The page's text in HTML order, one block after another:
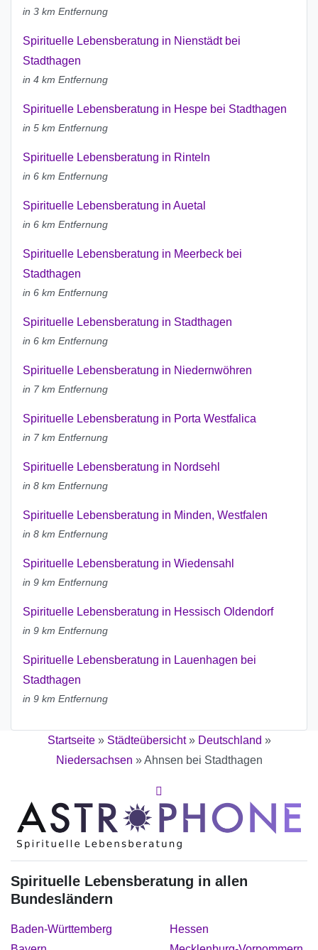
in 3 km Entfernung
Spirituelle Lebensberatung in Nienstädt bei
Stadthagen
in 4 km Entfernung
Spirituelle Lebensberatung in Hespe bei Stadthagen
in 5 km Entfernung
Spirituelle Lebensberatung in Rinteln
in 6 km Entfernung
Spirituelle Lebensberatung in Auetal
in 6 km Entfernung
Spirituelle Lebensberatung in Meerbeck bei
Stadthagen
in 6 km Entfernung
Spirituelle Lebensberatung in Stadthagen
in 6 km Entfernung
Spirituelle Lebensberatung in Niedernwöhren
in 7 km Entfernung
Spirituelle Lebensberatung in Porta Westfalica
in 7 km Entfernung
Spirituelle Lebensberatung in Nordsehl
in 8 km Entfernung
Spirituelle Lebensberatung in Minden, Westfalen
in 8 km Entfernung
Spirituelle Lebensberatung in Wiedensahl
in 9 km Entfernung
Spirituelle Lebensberatung in Hessisch Oldendorf
in 9 km Entfernung
Spirituelle Lebensberatung in Lauenhagen bei
Stadthagen
in 9 km Entfernung
Startseite» Städteübersicht» Deutschland »
Niedersachsen »Ahnsen bei Stadthagen
Spirituelle Lebensberatung in allen
Bundesländern
Baden-Württemberg
Hessen